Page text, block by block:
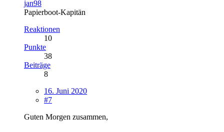
jan98
Papierboot-Kapitän
Reaktionen
10
Punkte
38
Beiträge
8
16. Juni 2020
#7
Guten Morgen zusammen,